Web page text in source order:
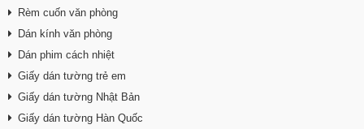
Rèm cuốn văn phòng
Dán kính văn phòng
Dán phim cách nhiệt
Giấy dán tường trẻ em
Giấy dán tường Nhật Bản
Giấy dán tường Hàn Quốc